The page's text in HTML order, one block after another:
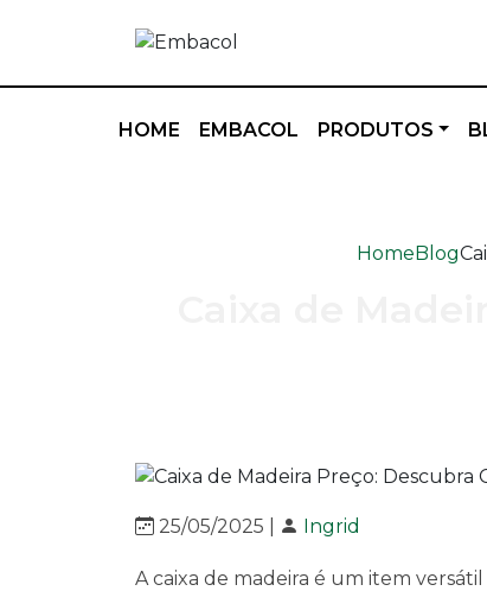
HOME EMBACOL PRODUTOS
HomeBlog
25/05/2025 | Ingrid
A caixa de madeira é um item